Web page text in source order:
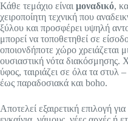
Κάθε τεμάχιο είναι μοναδικό,
χειροποίητη τεχνική που
ξύλου και προσφέρει υψηλή
μπορεί να τοποθετηθεί σε
οποιονδήποτε χώρο χρειάζεται
ουσιαστική νότα διακόσμησης.
ύφος, ταιριάζει σε όλα τα στυλ
έως παραδοσιακά και boho.
Αποτελεί εξαιρετική επιλογή για